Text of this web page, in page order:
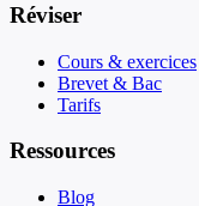
Réviser
Cours & exercices
Brevet & Bac
Tarifs
Ressources
Blog